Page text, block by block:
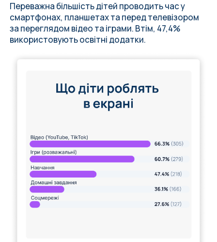
Переважна більшість дітей проводить час у
смартфонах, планшетах та перед телевізором
за переглядом відео та іграми. Втім, 47,4%
використовують освітні додатки.